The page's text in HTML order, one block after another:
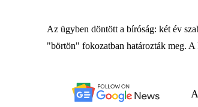
Az ügyben döntött a bíróság: két év
"börtön" fokozatban határozták meg. A